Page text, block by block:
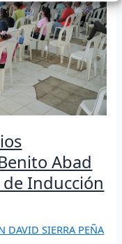
Abad
Inducción
DAVID SIERRA PEÑA